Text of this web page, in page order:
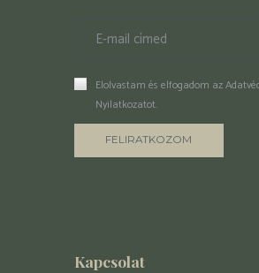
Elolvastam és elfogadom az
Nyilatkozatot.
Kapcsolat